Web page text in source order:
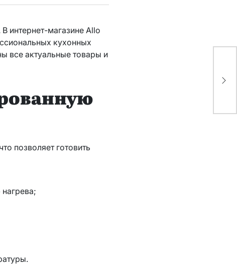
интернет-магазине Allo
кухонных
все актуальные товары и
позволяет готовить